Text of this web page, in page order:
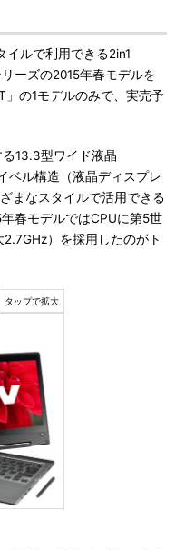
ルで利用できる2in1
ーズの2015年春モデルを
の1モデルのみで、実売予
13.3型ワイド液晶
ベル構造（液晶ディスプレ
まなスタイルで活用できる
春モデルではCPUに第5世
）を採用したのがト